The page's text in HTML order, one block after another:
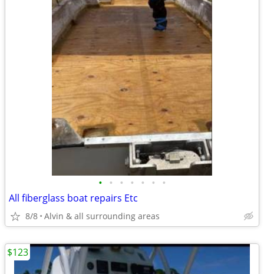
• • • • • • •
All fiberglass boat repairs Etc
8/8 Alvin & all surrounding areas
$123